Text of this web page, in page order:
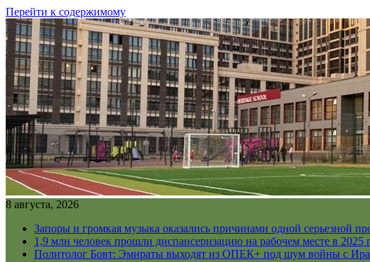
Перейти к содержимому
8 августа, 2026
Запоры и громкая музыка оказались причинами одной серьезной
1,9 млн человек прошли диспансеризацию на рабочем месте в 2025
Политолог Бовт: Эмираты выходят из ОПЕК+ под шум войны с